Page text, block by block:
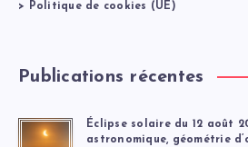
> Politique de cookies (UE)
Publications récentes
Éclipse solaire du 12 août
astronomique, géométrie